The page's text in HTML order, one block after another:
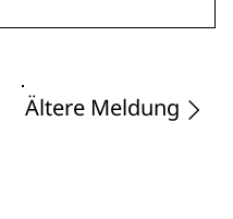
Ältere Meldung